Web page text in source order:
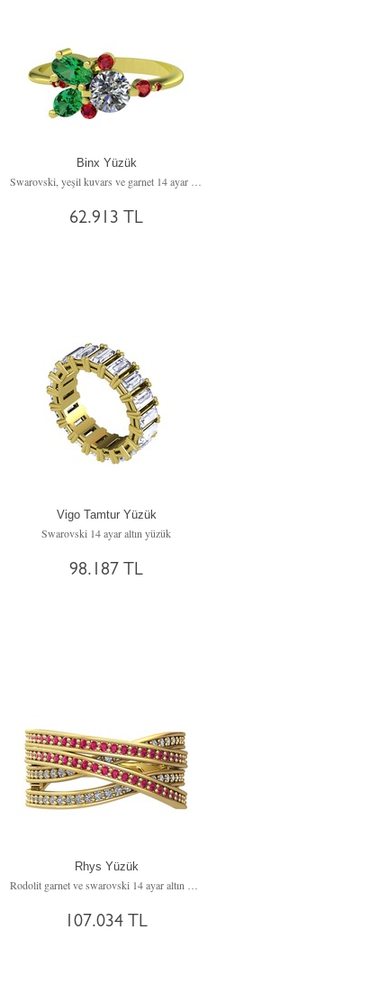
Binx Yüzük
62.913 TL
Vigo Tamtur Yüzük
Swarovski 14 ayar altın yüzük
98.187 TL
Rhys Yüzük
107.034 TL